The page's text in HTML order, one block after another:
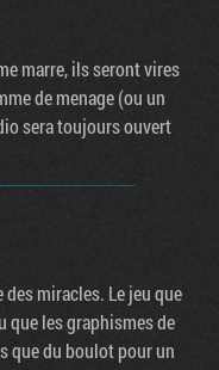
marre, ils seront vires
de menage (ou un
sera toujours ouvert
miracles. Le jeu que
que les graphismes de
que du boulot pour un